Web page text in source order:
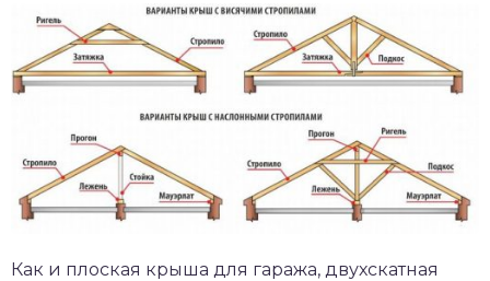
Как и плоская крыша для гаража, двухскатная